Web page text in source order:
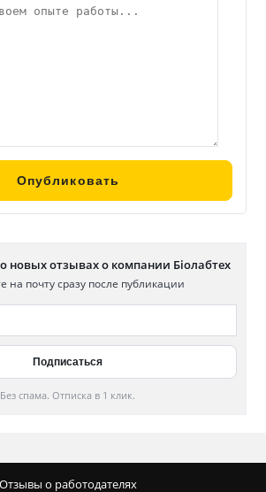
новых отзывах о компании Біолабтех
на почту сразу после публикации
Без спама. Отписка в 1 клик.
Отзывы о работодателях